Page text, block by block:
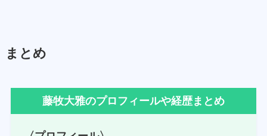
まとめ
藤牧大雅のプロフィールや経歴まとめ